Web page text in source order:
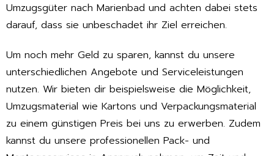
Umzugsgüter nach Marienbad und achten dabei stets
darauf, dass sie unbeschadet ihr Ziel erreichen.
Um noch mehr Geld zu sparen, kannst du unsere
unterschiedlichen Angebote und Serviceleistungen
nutzen. Wir bieten dir beispielsweise die Möglichkeit,
Umzugsmaterial wie Kartons und Verpackungsmaterial
zu einem günstigen Preis bei uns zu erwerben. Zudem
kannst du unsere professionellen Pack- und